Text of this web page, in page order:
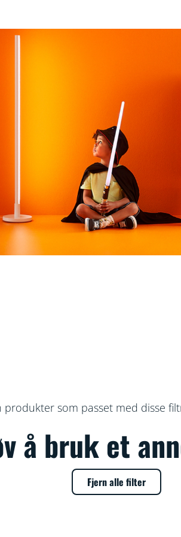
produkter som passet med disse
å bruk et
Fjern alle filter